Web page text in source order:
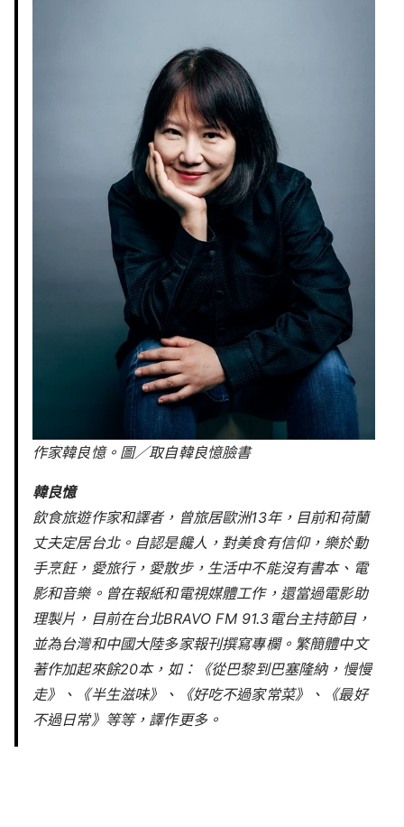
作家韓良憶。圖／取自韓良憶臉書
韓良憶
飲食旅遊作家和譯者，曾旅居歐洲13年，目前和荷蘭
丈夫定居台北。自認是饞人，對美食有信仰，樂於動
手烹飪，愛旅行，愛散步，生活中不能沒有書本、電
影和音樂。曾在報紙和電視媒體工作，還當過電影助
理製片，目前在台北BRAVO FM 91.3電台主持節目，
並為台灣和中國大陸多家報刊撰寫專欄。繁簡體中文
著作加起來餘20本，如：《從巴黎到巴塞隆納，慢慢
走》、《半生滋味》、《好吃不過家常菜》、《最好
不過日常》等等，譯作更多。